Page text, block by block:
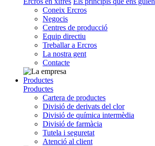
Coneix Ercros
Negocis
Centres de producció
Equip directiu
Treballar a Ercros
La nostra gent
Contacte
Productes
Productes
Cartera de productes
Divisió de derivats del clor
Divisió de química intermèdia
Divisió de farmàcia
Tutela i seguretat
Atenció al client